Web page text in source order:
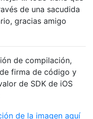
de una sacudida
gracias amigo
de compilación,
firma de código y
de SDK de iOS